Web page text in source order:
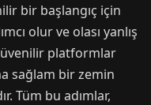
bir başlangıç için
olur ve olası yanlış
platformlar
sağlam bir zemin
Tüm bu adımlar,